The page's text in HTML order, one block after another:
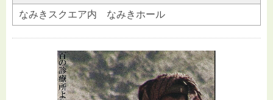
なみきスクエア内 なみきホール